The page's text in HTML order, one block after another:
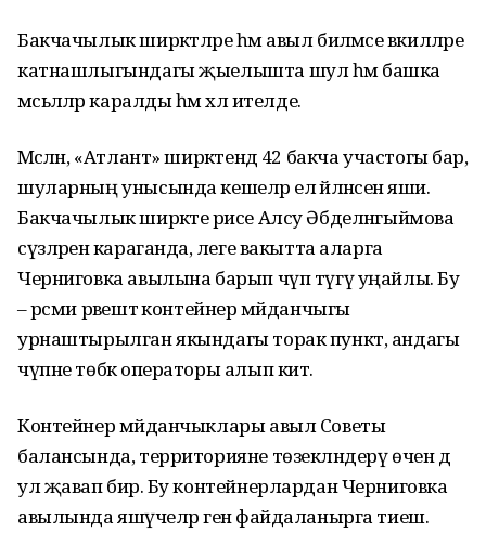
Бакчачылык ширкәтләре һәм авыл биләмәсе вәкилләре
катнашлыгындагы җыелышта шул һәм башка
мәсьәләләр каралды һәм хәл ителде.
Мәсәлән, «Атлант» ширкәтендә 42 бакча участогы бар,
шуларның унысында кешеләр ел әйләнәсенә яши.
Бакчачылык ширкәте рәисе Алсу Әбделнәгыймова
сүзләренә караганда, әлеге вакытта аларга
Черниговка авылына барып чүп түгү уңайлы. Бу
– рәсми рәвештә контейнер мәйданчыгы
урнаштырылган якындагы торак пункт, андагы
чүпне төбәк операторы алып китә.
Контейнер мәйданчыклары авыл Советы
балансында, территорияне төзекләндерү өчен дә
ул җавап бирә. Бу контейнерлардан Черниговка
авылында яшәүчеләр генә файдаланырга тиеш.